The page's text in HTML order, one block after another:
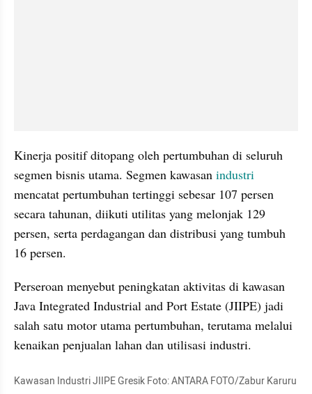
Kinerja positif ditopang oleh pertumbuhan di seluruh
segmen bisnis utama. Segmen kawasan industri
mencatat pertumbuhan tertinggi sebesar 107 persen
secara tahunan, diikuti utilitas yang melonjak 129
persen, serta perdagangan dan distribusi yang tumbuh
16 persen.
Perseroan menyebut peningkatan aktivitas di kawasan
Java Integrated Industrial and Port Estate (JIIPE) jadi
salah satu motor utama pertumbuhan, terutama melalui
kenaikan penjualan lahan dan utilisasi industri.
Kawasan Industri JIIPE Gresik Foto: ANTARA FOTO/Zabur Karuru